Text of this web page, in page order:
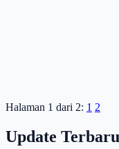
Halaman 1 dari 2: 1 2
Update Terbaru